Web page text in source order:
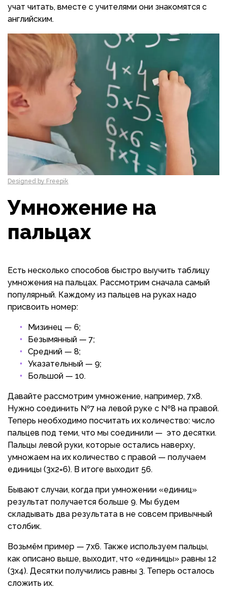
учат читать, вместе с учителями они знакомятся с
английским.
Designed by Freepik
Умножение на
пальцах
Есть несколько способов быстро выучить таблицу
умножения на пальцах. Рассмотрим сначала самый
популярный. Каждому из пальцев на руках надо
присвоить номер:
Мизинец — 6;
Безымянный — 7;
Средний — 8;
Указательный — 9;
Большой — 10.
Давайте рассмотрим умножение, например, 7х8.
Нужно соединить №7 на левой руке с №8 на правой.
Теперь необходимо посчитать их количество: число
пальцев под теми, что мы соединили — это десятки.
Пальцы левой руки, которые остались наверху,
умножаем на их количество с правой — получаем
единицы (3х2=6). В итоге выходит 56.
Бывают случаи, когда при умножении «единиц»
результат получается больше 9. Мы будем
складывать два результата в не совсем привычный
столбик.
Возьмём пример — 7х6. Также используем пальцы,
как описано выше, выходит, что «единицы» равны 12
(3х4). Десятки получились равны 3. Теперь осталось
сложить их.